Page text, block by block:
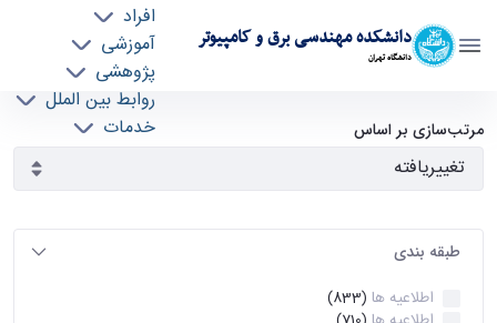
دانشکده مهندسی برق و کامپیوتر
دانشگاه تهران
افراد
آموزشی
پژوهشی
روابط بین الملل
خدمات
آرشیو اطلاعیه ها - ece- دانشکده مهندسی برق و
کامپیوتر
مرتب‌سازی بر اساس
طبقه بندی
اطلاعیه ها (833)